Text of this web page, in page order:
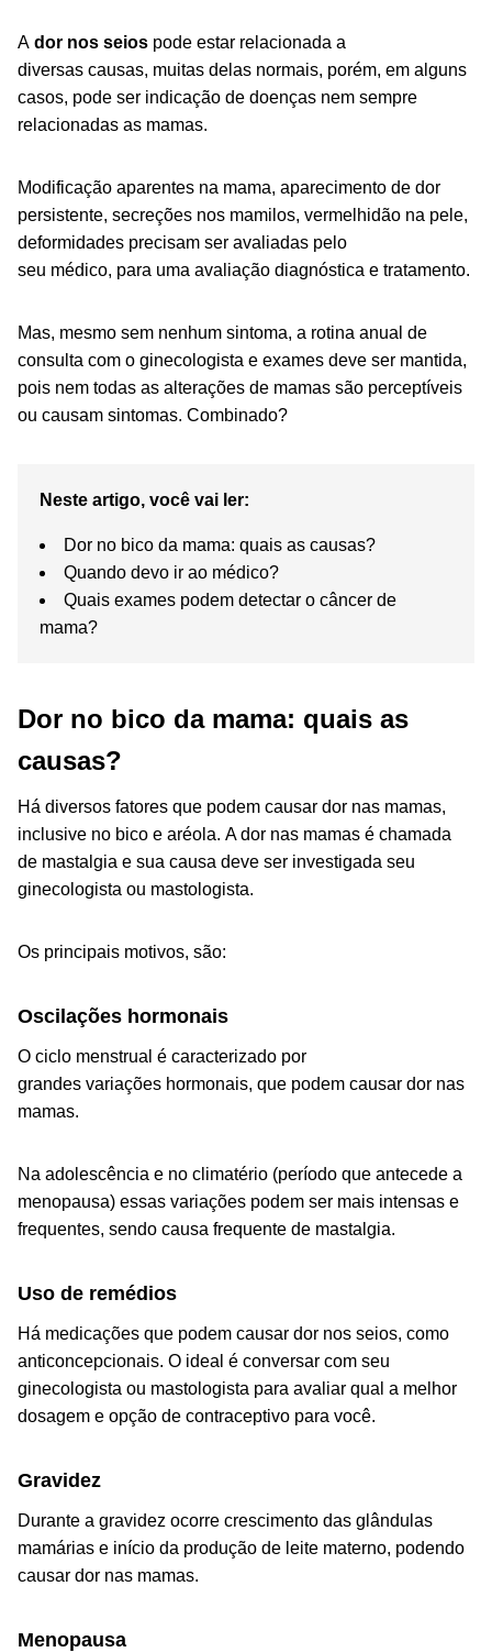
A dor nos seios pode estar relacionada a
diversas causas, muitas delas normais, porém, em alguns
casos, pode ser indicação de doenças nem sempre
relacionadas as mamas.
Modificação aparentes na mama, aparecimento de dor
persistente, secreções nos mamilos, vermelhidão na pele,
deformidades precisam ser avaliadas pelo
seu médico, para uma avaliação diagnóstica e tratamento.
Mas, mesmo sem nenhum sintoma, a rotina anual de
consulta com o ginecologista e exames deve ser mantida,
pois nem todas as alterações de mamas são perceptíveis
ou causam sintomas. Combinado?
Neste artigo, você vai ler:
Dor no bico da mama: quais as causas?
Quando devo ir ao médico?
Quais exames podem detectar o câncer de
mama?
Dor no bico da mama: quais as
causas?
Há diversos fatores que podem causar dor nas mamas,
inclusive no bico e aréola. A dor nas mamas é chamada
de mastalgia e sua causa deve ser investigada seu
ginecologista ou mastologista.
Os principais motivos, são:
Oscilações hormonais
O ciclo menstrual é caracterizado por
grandes variações hormonais, que podem causar dor nas
mamas.
Na adolescência e no climatério (período que antecede a
menopausa) essas variações podem ser mais intensas e
frequentes, sendo causa frequente de mastalgia.
Uso de remédios
Há medicações que podem causar dor nos seios, como
anticoncepcionais. O ideal é conversar com seu
ginecologista ou mastologista para avaliar qual a melhor
dosagem e opção de contraceptivo para você.
Gravidez
Durante a gravidez ocorre crescimento das glândulas
mamárias e início da produção de leite materno, podendo
causar dor nas mamas.
Menopausa